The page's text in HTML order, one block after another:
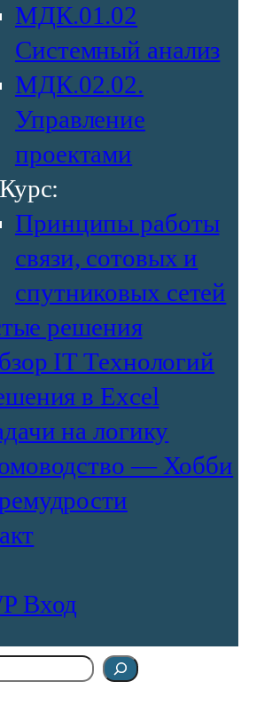
МДК.01.02
Системный анализ
МДК.02.02.
Управление
проектами
Принципы работы
связи, сотовых и
спутниковых сетей
решения
IT Технологий
в Excel
на логику
— Хобби
Вход